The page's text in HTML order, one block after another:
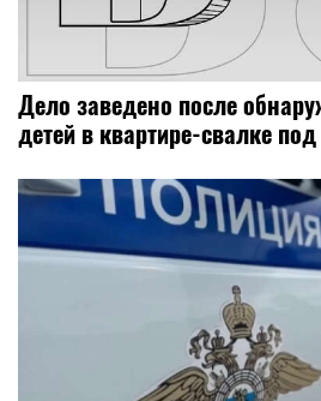
Дело заведено после
детей в квартире-свалке